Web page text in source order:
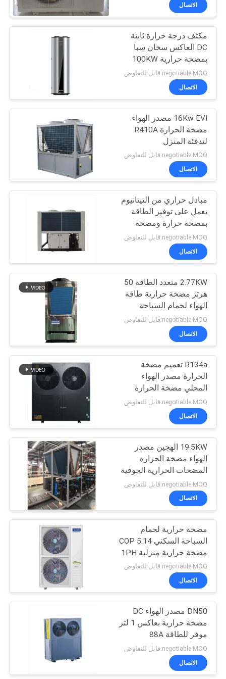
في
المصنع
مراقبة
الجودة
اتصل
أخبار
القضايا
اطلب
عرض
أسعار
خريطة
الموقع
سياسة
الخصوصية
مضخة حرارة مصدر
الهواء
7
مضخة حرارة مصدر
الهواء لحمام السباحة
28
مضخة حرارة سبا
8
مضخة حرارة DHW
25
مضخة حرارة مصدر
الهواء EVI
26
مضخة حرارية بعاكس
تيار مستمر
19
الاتصال
مكثف درجة حرارة ثابتة
DC العاكس سخان سبا
بمضخة حرارية 100KW
negotiable MOQ:قابل للتفاوض
الاتصال
16Kw EVI مصدر الهواء
مضخة الحرارة R410A
لتدفئة المنزل
negotiable MOQ:قابل للتفاوض
الاتصال
مبادل حراري من التيتانيوم
يعمل على توفير الطاقة
بمضخة حرارة ومضخة
حرارية من التيتانيوم
negotiable MOQ:قابل للتفاوض
الاتصال
2.77KW متعدد الطاقة 50
هرتز مضخة حرارية طاقة
الهواء لحمام السباحة
negotiable MOQ:قابل للتفاوض
الاتصال
R134a تعميم مضخة
الحرارة مصدر الهواء
المحلي مضخة الحرارة
سخان الماء الساخن
14.5KW
negotiable MOQ:قابل للتفاوض
الاتصال
19.5KW الهجين مصدر
الهواء مضخة الحرارة
المضخات الحرارية الجوفية
التجارية
negotiable MOQ:قابل للتفاوض
الاتصال
مضخة حرارية لحمام
السباحة السكني COP 5.14
مضخة حرارية منزلية 1PH
negotiable MOQ:قابل للتفاوض
الاتصال
DN50 مصدر الهواء DC
مضخة حرارية بعاكس 1 لتر
موفر للطاقة 88A
negotiable MOQ:قابل للتفاوض
الاتصال